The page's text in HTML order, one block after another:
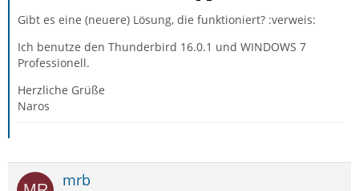
Gibt es eine (neuere) Lösung, die funktioniert? :verweis:
Ich benutze den Thunderbird 16.0.1 und WINDOWS 7
Professionell.
Herzliche Grüße
Naros
mrb